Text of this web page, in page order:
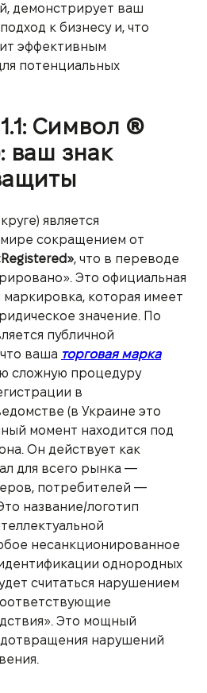
демонстрирует ваш
к бизнесу и, что
эффективным
потенциальных
Символ ®
ваш знак
является
сокращением от
, что в переводе
Это официальная
которая имеет
значение. По
публичной
ваша торговая марка
сложную процедуру
в
(в Украине это
момент находится под
Он действует как
для всего рынка —
потребителей —
название/логотип
несанкционированное
однородных
считаться нарушением
Это мощный
нарушений